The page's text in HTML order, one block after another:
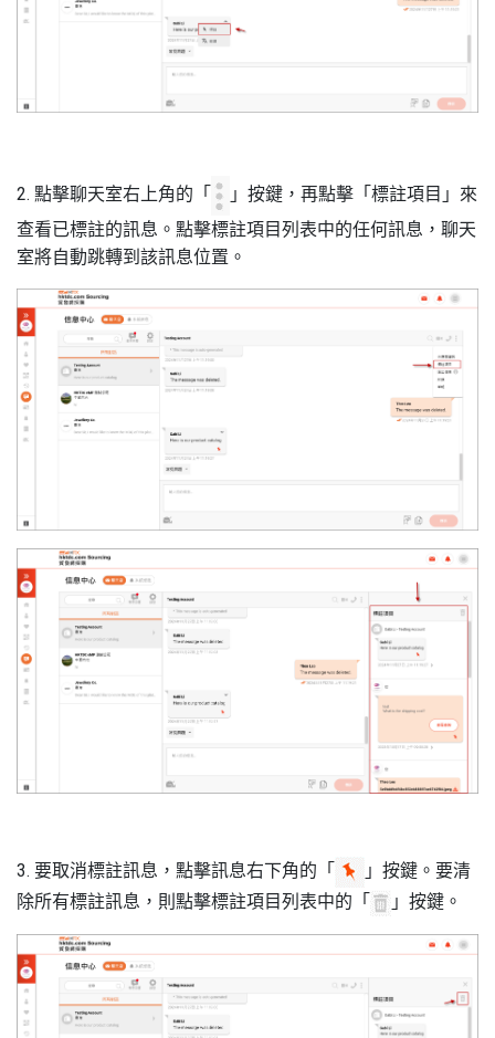
2. 點擊聊天室右上角的「
」按鍵，再點擊「標註項目」來
查看已標註的訊息。點擊標註項目列表中的任何訊息，聊天
室將自動跳轉到該訊息位置。
3. 要取消標註訊息，點擊訊息右下角的「
」按鍵。要清
除所有標註訊息，則點擊標註項目列表中的「
」按鍵。